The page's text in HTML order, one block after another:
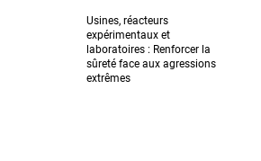
Usines, réacteurs
expérimentaux et
laboratoires : Renforcer la
sûreté face aux agressions
extrêmes